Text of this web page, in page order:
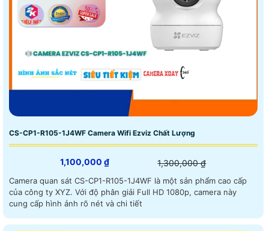
CS-CP1-R105-1J4WF Camera Wifi Ezviz Chất Lượng
1,100,000 ₫ 1,300,000 ₫
Camera quan sát CS-CP1-R105-1J4WF là một sản phẩm cao cấp
của công ty XYZ. Với độ phân giải Full HD 1080p, camera này
cung cấp hình ảnh rõ nét và chi tiết